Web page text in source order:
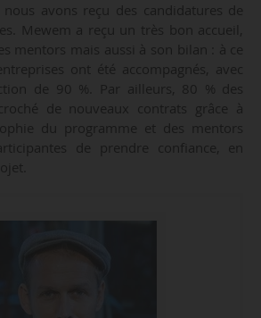
avons reçu des candidatures de
Mewem a reçu un très bon accueil,
mentors mais aussi à son bilan : à ce
ont été accompagnés, avec
de 90 %. Par ailleurs, 80 % des
de nouveaux contrats grâce à
du programme et des mentors
de prendre confiance, en